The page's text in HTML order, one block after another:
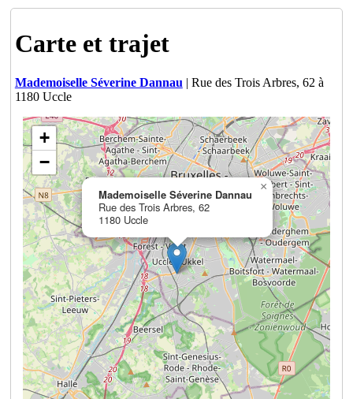
Carte et trajet
Mademoiselle Séverine Dannau | Rue des Trois Arbres, 62 à
1180 Uccle
Mademoiselle Séverine Dannau
Rue des Trois Arbres, 62
1180 Uccle
×
+
−